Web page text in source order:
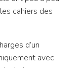
cahiers des
d’un
avec